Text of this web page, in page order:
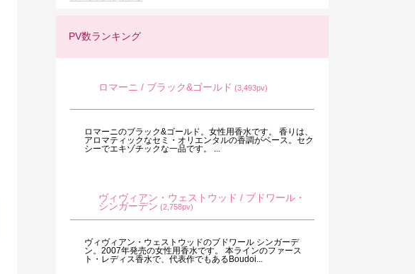
PV数ランキング
ロマーニ / ブラック&ゴールド (3,493pv)
ロマーニのブラック&ゴールド。女性用香水です。 香りは、
アロマティックなセミ・オリエンタルの香調がベース。セク
シーでエキゾチックな一品です。 ...
ヴィヴィアン・ウェストウッド / ブドワール・
シンガーデン (2,758pv)
ヴィヴィアン・ウェストウッドのブドワール シンガーデ
ン。2007年発売の女性用香水です。 本ラインのファース
ト・レディス香水で、代表作でもあるBoudoi...